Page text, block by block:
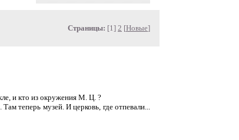
Страницы: [1] 2 [Новые]
и кто из окружения М. Ц. ?
теперь музей. И церковь, где отпевали...